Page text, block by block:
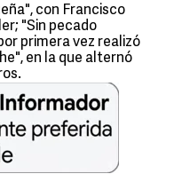
con Francisco
"Sin pecado
primera vez realizó
en la que alternó